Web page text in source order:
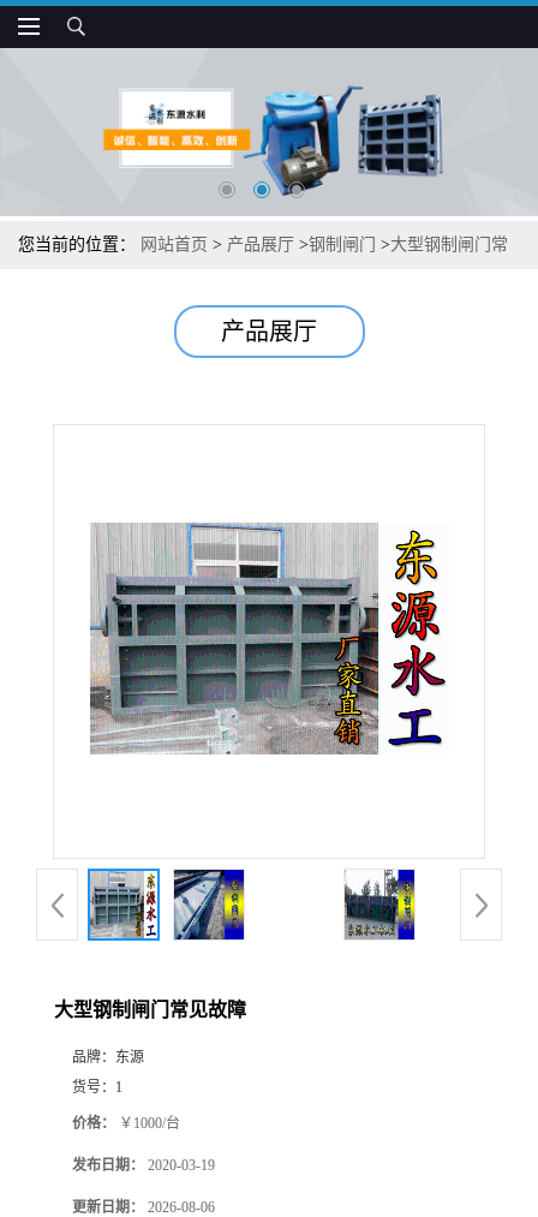
您当前的位置： 网站首页 > 产品展厅 >钢制闸门 >大型钢制闸门常
产品展厅
大型钢制闸门常见故障
品牌： 东源
货号： 1
价格： ￥1000/台
发布日期： 2020-03-19
更新日期： 2026-08-06